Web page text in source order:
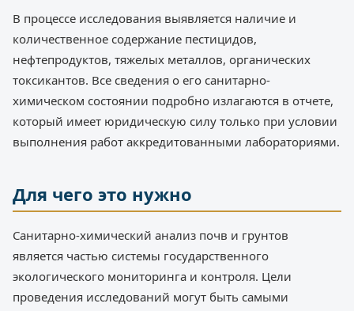
В процессе исследования выявляется наличие и
количественное содержание пестицидов,
нефтепродуктов, тяжелых металлов, органических
токсикантов. Все сведения о его санитарно-
химическом состоянии подробно излагаются в отчете,
который имеет юридическую силу только при условии
выполнения работ аккредитованными лабораториями.
Для чего это нужно
Санитарно-химический анализ почв и грунтов
является частью системы государственного
экологического мониторинга и контроля. Цели
проведения исследований могут быть самыми